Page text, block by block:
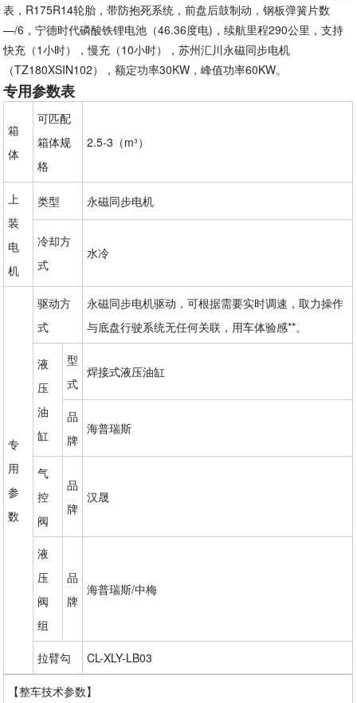
表，R175R14轮胎，带防抱死系统，前盘后鼓制动，钢板弹簧片数
—/6，宁德时代磷酸铁锂电池（46.36度电)，续航里程290公里，支持
快充（1小时），慢充（10小时），苏州汇川永磁同步电机
（TZ180XSIN102），额定功率30KW，峰值功率60KW。
专用参数表
箱
体
可匹配
箱体规
格
2.5-3（m³）
上
装
电
机
类型 永磁同步电机
冷却方
式
水冷
专
用
参
数
驱动方
式
永磁同步电机驱动，可根据需要实时调速，取力操作
与底盘行驶系统无任何关联，用车体验感**。
液
压
油
缸
型
式
焊接式液压油缸
品
牌
海普瑞斯
气
控
阀
品
牌
汉晟
液
压
阀
组
品
牌
海普瑞斯/中梅
拉臂勾 CL-XLY-LB03
【整车技术参数】